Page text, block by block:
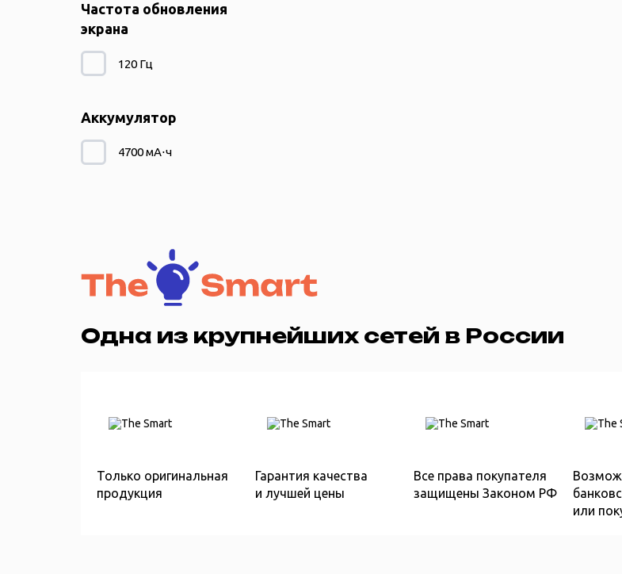
Частота обновления
экрана
120 Гц
Аккумулятор
4700 мА⋅ч
Одна из крупнейших сетей в России
Только оригинальная
продукция
Гарантия качества
и лучшей цены
Все права покупателя
защищены Законом РФ
или